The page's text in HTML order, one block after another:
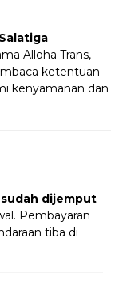
Salatiga
Alloha Trans,
ketentuan
kenyamanan dan
dijemput
Pembayaran
tiba di